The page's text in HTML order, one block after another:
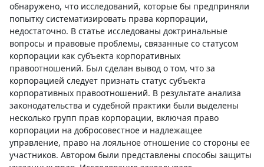
обнаружено, что исследований, которые бы предприняли
попытку систематизировать права корпорации,
недостаточно. В статье исследованы доктринальные
вопросы и правовые проблемы, связанные со статусом
корпорации как субъекта корпоративных
правоотношений. Был сделан вывод о том, что за
корпорацией следует признать статус субъекта
корпоративных правоотношений. В результате анализа
законодательства и судебной практики были выделены
несколько групп прав корпорации, включая право
корпорации на добросовестное и надлежащее
управление, право на лояльное отношение со стороны ее
участников. Автором были представлены способы защиты